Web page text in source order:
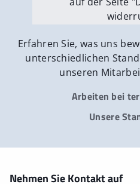
Externe
Erfahren Sie, was uns
unterschiedlichen
unseren
Arbeiten bei
Unsere
Nehmen Sie Kontakt auf